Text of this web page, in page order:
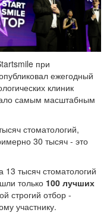
при
ежегодный
клиник
самым масштабным
стоматологий,
30 тысяч - это
тысяч стоматологий
только 100 лучших
строгий отбор -
участнику.